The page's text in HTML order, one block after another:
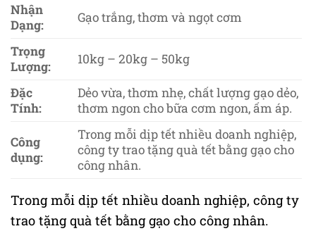
Nhận
Dạng:
Gạo trắng, thơm và ngọt cơm
Trọng
Lượng:
10kg – 20kg – 50kg
Đặc
Tính:
Dẻo vừa, thơm nhẹ, chất lượng gạo dẻo,
thơm ngon cho bữa cơm ngon, ấm áp.
Công
dụng:
Trong mỗi dịp tết nhiều doanh nghiệp,
công ty trao tặng quà tết bằng gạo cho
công nhân.
Trong mỗi dịp tết nhiều doanh nghiệp, công ty
trao tặng quà tết bằng gạo cho công nhân.